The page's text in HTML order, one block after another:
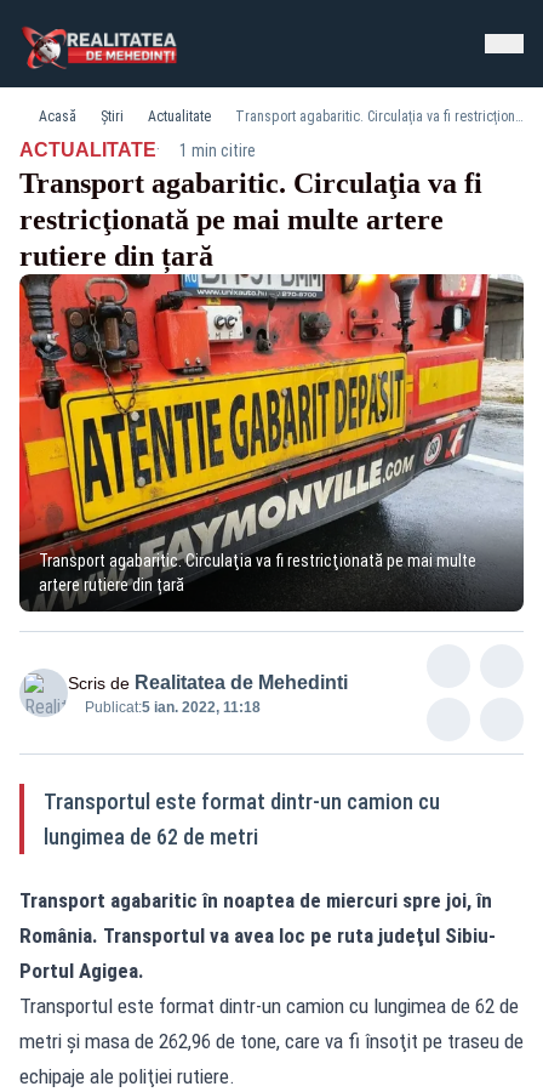
Acasă Știri Actualitate Transport agabaritic. Circulaţia va fi restricţionată pe mai multe artere rutiere din țară
ACTUALITATE· 1 min citire
Transport agabaritic. Circulaţia va fi
restricţionată pe mai multe artere
rutiere din țară
Transport agabaritic. Circulaţia va fi restricţionată pe mai multe
artere rutiere din țară
Scris de Realitatea de Mehedinti
Publicat:5 ian. 2022, 11:18
Transportul este format dintr-un camion cu
lungimea de 62 de metri
Transport agabaritic în noaptea de miercuri spre joi, în
România. Transportul va avea loc pe ruta judeţul Sibiu-
Portul Agigea.
Transportul este format dintr-un camion cu lungimea de 62 de
metri şi masa de 262,96 de tone, care va fi însoţit pe traseu de
echipaje ale poliţiei rutiere.